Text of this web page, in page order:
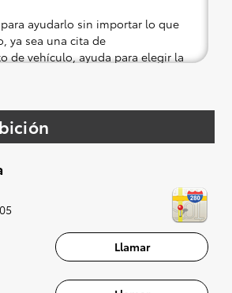
ayudarlo sin importar lo que
ya sea una cita de
de vehículo, ayuda para elegir la
puesto en un nuevo Toyota,
cubierto. Consulte nuestra
se le ocurra algo, lo
un pequeño viaje de placer
de manejo). Cantar al
aunque es opcional, sin duda
para la experiencia completa.
Llamar